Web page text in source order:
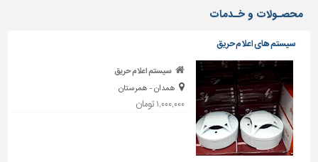
پنجره
ساختمانی
پله،
نرده
و
حفاظ
دیوارپوش،
محصـولات و خـدمات
سیستم های اعلام حریق
سیستم اعلام حریق
همدان - همرستان
۱,۰۰۰,۰۰۰ تومان